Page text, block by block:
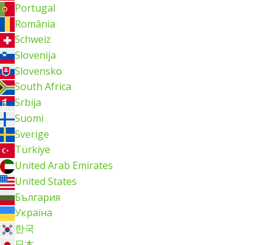
Portugal
România
Schweiz
Slovenija
Slovensko
South Africa
Srbija
Suomi
Sverige
Türkiye
United Arab Emirates
United States
България
Україна
한국